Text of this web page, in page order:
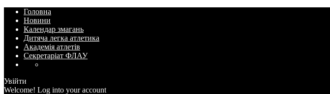
Головна
Новини
Календар змагань
Дитяча легка атлетика
Академія атлетів
Секретаріат ФЛАУ
Увійти
Welcome! Log into your account